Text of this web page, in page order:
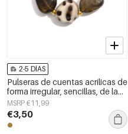
2-5 DÍAS
Pulseras de cuentas acrílicas de
forma irregular, sencillas, de la
serie Simple Daily, joyería para
mujer
MSRP €11,99
€3,50